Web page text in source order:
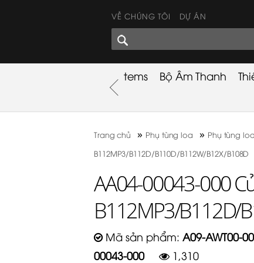
VỀ CHÚNG TÔI DỰ ÁN
GÓC CHIA SẺ
Used Items Bộ Âm Thanh
Trang chủ » Phụ tùng loa » Phụ tùng loa
B112MP3/B112D/B110D/B112W/B12X/B108D
AA04-00043-000
B112MP3/B112D/
Mã sản phẩm: A09-AWT00-
00043-000
1,310